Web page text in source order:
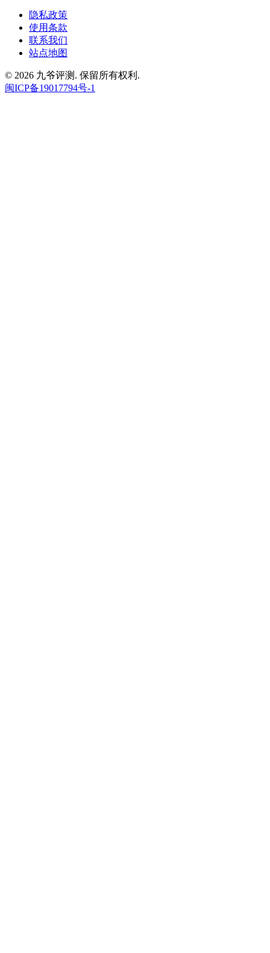
隐私政策
使用条款
联系我们
站点地图
© 2026 九爷评测. 保留所有权利.
闽ICP备19017794号-1